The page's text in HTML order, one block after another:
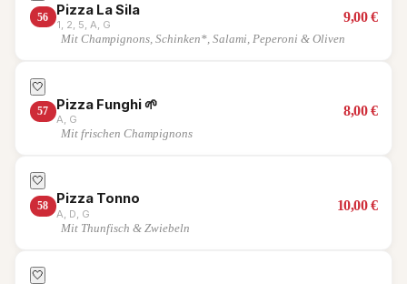
56 Pizza La Sila
1, 2, 5, A, G
9,00€
Mit Champignons, Schinken*, Salami, Peperoni & Oliven
🤍
57 Pizza Funghi 🌱
A, G
8,00€
Mit frischen Champignons
🤍
58 Pizza Tonno
A, D, G
10,00€
Mit Thunfisch & Zwiebeln
🤍